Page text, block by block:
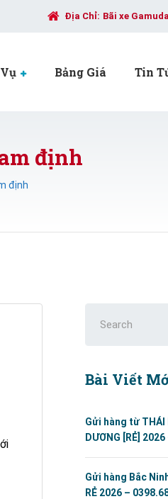
Địa Chỉ: Bãi xe
Bảng Giá Tin
định
định
for:
Bài Viết
Gửi hàng từ THÁI
DƯƠNG [RẺ]
Gửi hàng Bắc
RẺ 2026 –